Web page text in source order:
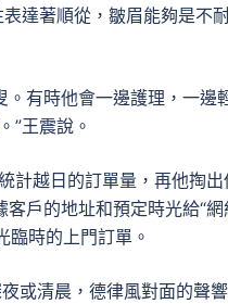
達著順從，皺眉能夠是不
有時他會一邊護理，一邊
”王震說。
計越日的訂單量，再他掏出
戶的地址和預定時光給“網
臨時的上門訂單。
或清晨，德律風對面的聲